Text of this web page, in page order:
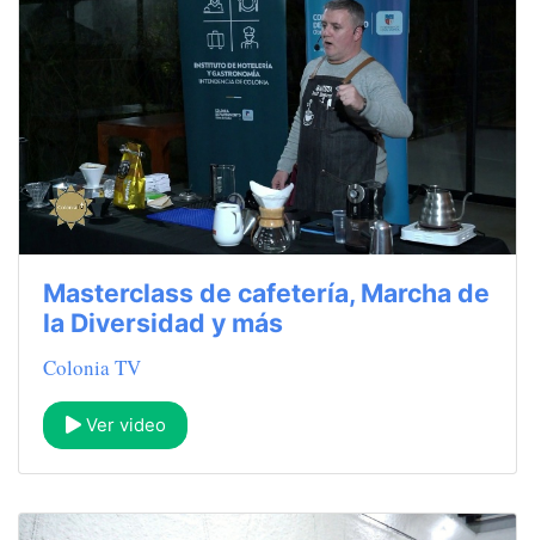
Masterclass de cafetería, Marcha de
la Diversidad y más
Colonia TV
Ver video